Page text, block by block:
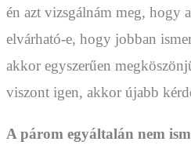
én azt vizsgálnám meg, hogy
elvárható-e, hogy jobban
akkor egyszerűen
viszont igen, akkor újabb
A párom egyáltalán nem